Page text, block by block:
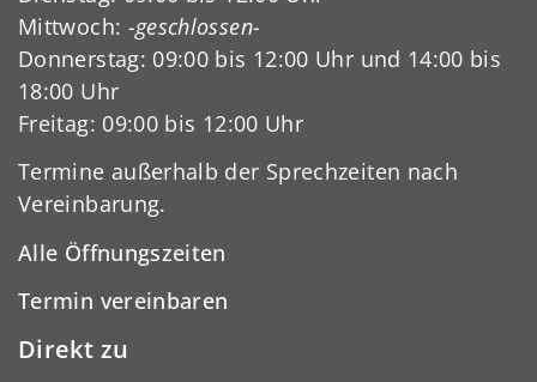
Mittwoch: -geschlossen-
Donnerstag: 09:00 bis 12:00 Uhr und 14:00 bis
18:00 Uhr
Freitag: 09:00 bis 12:00 Uhr
Termine außerhalb der Sprechzeiten nach
Vereinbarung.
Alle Öffnungszeiten
Termin vereinbaren
Direkt zu